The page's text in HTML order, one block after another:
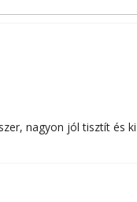
nagyon jól tisztít és